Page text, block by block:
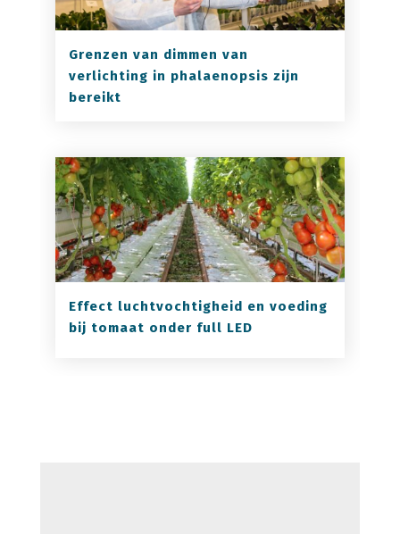
Grenzen van dimmen van
verlichting in phalaenopsis zijn
bereikt
Effect luchtvochtigheid en voeding
bij tomaat onder full LED